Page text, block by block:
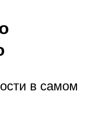
в самом